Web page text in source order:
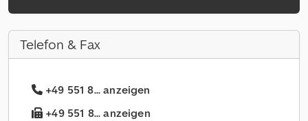
Telefon & Fax
+49 551 8... anzeigen
+49 551 8... anzeigen